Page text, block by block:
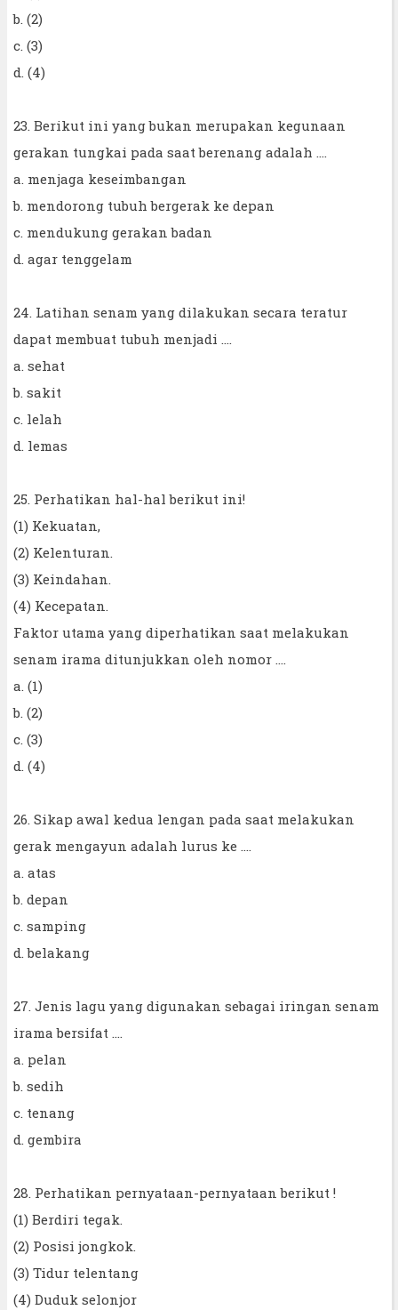
b. (2)
c. (3)
d. (4)
23. Berikut ini yang bukan merupakan kegunaan
gerakan tungkai pada saat berenang adalah ....
a. menjaga keseimbangan
b. mendorong tubuh bergerak ke depan
c. mendukung gerakan badan
d. agar tenggelam
24. Latihan senam yang dilakukan secara teratur
dapat membuat tubuh menjadi ....
a. sehat
b. sakit
c. lelah
d. lemas
25. Perhatikan hal-hal berikut ini!
(1) Kekuatan,
(2) Kelenturan.
(3) Keindahan.
(4) Kecepatan.
Faktor utama yang diperhatikan saat melakukan
senam irama ditunjukkan oleh nomor ....
a. (1)
b. (2)
c. (3)
d. (4)
26. Sikap awal kedua lengan pada saat melakukan
gerak mengayun adalah lurus ke ....
a. atas
b. depan
c. samping
d. belakang
27. Jenis lagu yang digunakan sebagai iringan senam
irama bersifat ....
a. pelan
b. sedih
c. tenang
d. gembira
28. Perhatikan pernyataan-pernyataan berikut !
(1) Berdiri tegak.
(2) Posisi jongkok.
(3) Tidur telentang
(4) Duduk selonjor